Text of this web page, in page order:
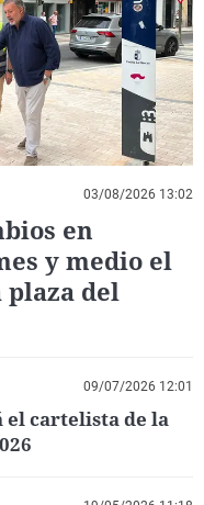
La rosa de los vientos
Gente viajera
Como el perro y el
Caso
Retornados
Equipo de
Operación Viuda
Extremadura
Galicia
La Rioja
Navarra
País Vasco
Virales
Televisión
Elecciones
03/08/2026 13:02
en
y medio el
del
09/07/2026 12:01
el cartelista de la